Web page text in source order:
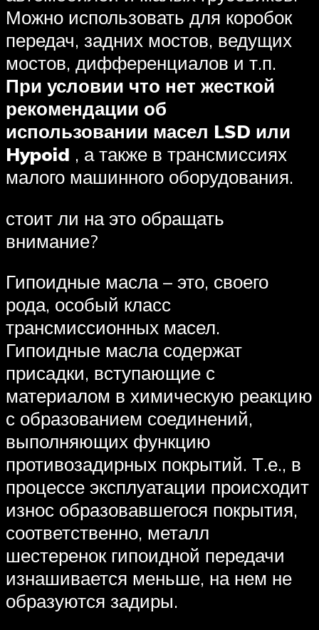
Можно использовать для коробок
передач, задних мостов, ведущих
мостов, дифференциалов и т.п.
При условии что нет жесткой
рекомендации об
использовании масел LSD или
Hypoid , а также в трансмиссиях
малого машинного оборудования.
стоит ли на это обращать
внимание?
Гипоидные масла – это, своего
рода, особый класс
трансмиссионных масел.
Гипоидные масла содержат
присадки, вступающие с
материалом в химическую реакцию
с образованием соединений,
выполняющих функцию
противозадирных покрытий. Т.е., в
процессе эксплуатации происходит
износ образовавшегося покрытия,
соответственно, металл
шестеренок гипоидной передачи
изнашивается меньше, на нем не
образуются задиры.